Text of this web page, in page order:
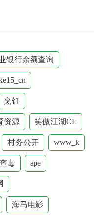
银行余额查询
烹饪
资源 笑傲江湖OL
村务公开 www_k
毒 ape
海马电影